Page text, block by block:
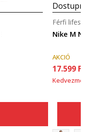
Nike M
Férfi
AKCIÓ
17.599 Ft